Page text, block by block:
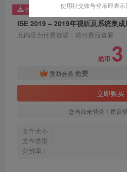
此内容为付费资源，请付费后查看
酷币 3
赞助会员 免费
立即购买
您当前未登录！建议
文件大小：
文件类型：
分辨率：
付费资源 使用社交账号登录即表示